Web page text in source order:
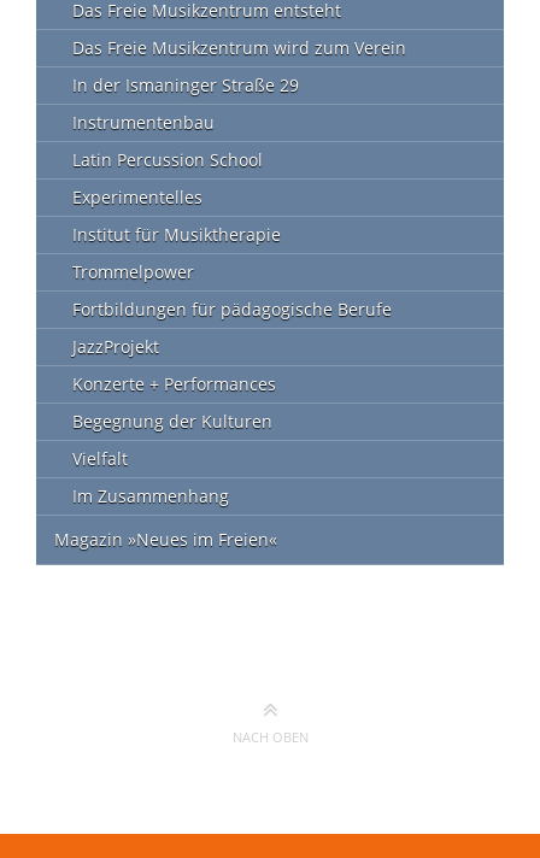
Das Freie Musikzentrum entsteht
Das Freie Musikzentrum wird zum Verein
In der Ismaninger Straße 29
Instrumentenbau
Latin Percussion School
Experimentelles
Institut für Musiktherapie
Trommelpower
Fortbildungen für pädagogische Berufe
JazzProjekt
Konzerte + Performances
Begegnung der Kulturen
Vielfalt
Im Zusammenhang
Magazin »Neues im Freien«
NACH OBEN